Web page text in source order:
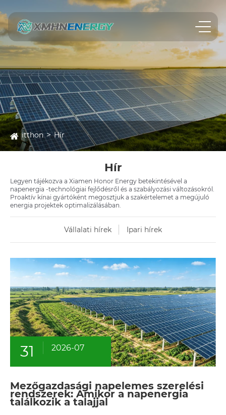
itthon Hír
Hír
Legyen tájékozva a Xiamen Honor Energy betekintésével a
napenergia -technológiai fejlődésről és a szabályozási változásokról.
Proaktív kínai gyártóként megosztjuk a szakértelemet a megújuló
energia projektek optimalizálásában.
Vállalati hírek Ipari hírek
31 2026-07
Mezőgazdasági napelemes szerelési
rendszerek: Amikor a napenergia
találkozik a talajjal